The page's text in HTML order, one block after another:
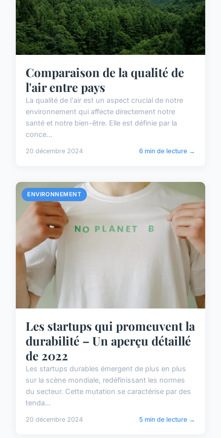
Comparaison de la qualité de
l'air entre pays
La qualité de l'air est un aspect crucial de notre
environnement qui affecte directement notre
santé et notre bien-être. Elle est définie par la
conce...
20 décembre 2024 6 min de lecture →
ENVIRONNEMENT
Les startups qui promeuvent la
durabilité – Un aperçu détaillé
de 2022
Les startups durables émergent de plus en plus
sur la scène mondiale, redéfinissant les normes
du secteur. Cette mutation se caractérise par des
tenda...
20 décembre 2024 5 min de lecture →